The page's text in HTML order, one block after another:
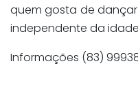
quem gosta de
independente da
Informações (83)